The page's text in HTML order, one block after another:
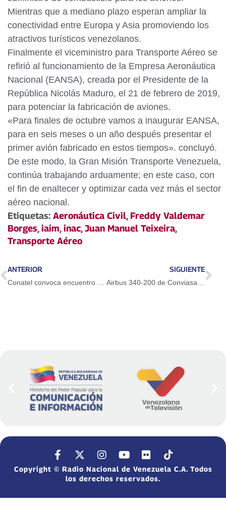
Mientras que a mediano plazo esperan ampliar la
conectividad entre Europa y Asia promoviendo los
atractivos turísticos venezolanos.
Finalmente el viceministro para Transporte Aéreo se
refirió al funcionamiento de la Empresa Aeronáutica
Nacional (EANSA), creada por el Presidente de la
República Nicolás Maduro, el 21 de febrero de 2019,
para potenciar la fabricación de aviones.
«Para finales de octubre vamos a inaugurar EANSA,
para en seis meses o un año después presentar el
primer avión fabricado en estos tiempos». concluyó.
De este modo, la Gran Misión Transporte Venezuela,
continúa trabajando arduamente; en este caso, con
el fin de enaltecer y optimizar cada vez más el sector
aéreo nacional.
Etiquetas: Aeronáutica Civil, Freddy Valdemar
Borges,iaim,inac,Juan Manuel Teixeira,
Transporte Aéreo
ANTERIOR SIGUIENTE
Copyright © Radio Nacional de Venezuela C.A. Todos
los derechos reservados.